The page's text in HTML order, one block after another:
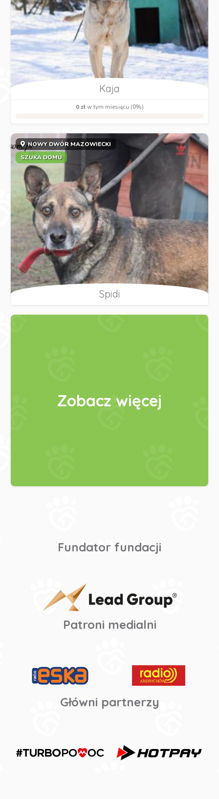
Kaja
0 złw tym miesiącu (0%)
NOWY DWÓR MAZOWIECKI
SZUKA DOMU
Spidi
Zobacz więcej
Fundator fundacji
Patroni medialni
Główni partnerzy